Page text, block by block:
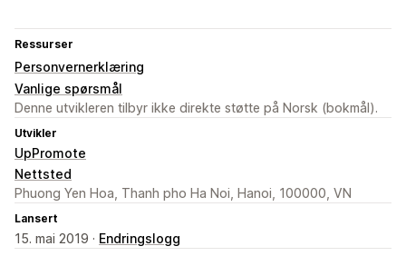
Ressurser
Personvernerklæring
Vanlige spørsmål
Denne utvikleren tilbyr ikke direkte støtte på Norsk (bokmål).
Utvikler
UpPromote
Nettsted
Phuong Yen Hoa, Thanh pho Ha Noi, Hanoi, 100000, VN
Lansert
15. mai 2019 · Endringslogg